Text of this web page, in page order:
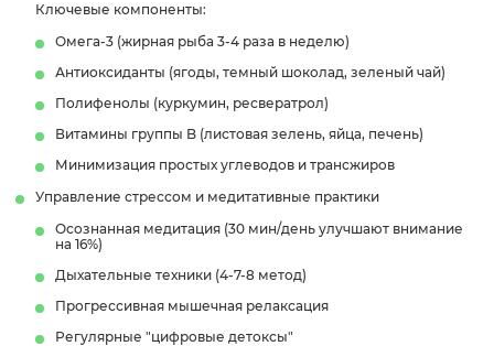
Ключевые компоненты:
Омега-3 (жирная рыба 3-4 раза в неделю)
Антиоксиданты (ягоды, темный шоколад, зеленый чай)
Полифенолы (куркумин, ресвератрол)
Витамины группы B (листовая зелень, яйца, печень)
Минимизация простых углеводов и трансжиров
Управление стрессом и медитативные практики
Осознанная медитация (30 мин/день улучшают внимание
на 16%)
Дыхательные техники (4-7-8 метод)
Прогрессивная мышечная релаксация
Регулярные "цифровые детоксы"